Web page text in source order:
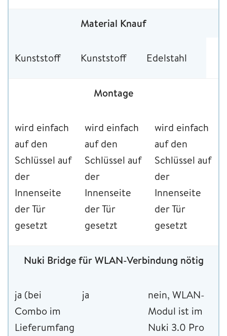
Material Knauf
Kunststoff Kunststoff Edelstahl
Montage
wird einfach
auf den
Schlüssel auf
der
Innenseite
der Tür
gesetzt
wird einfach
auf den
Schlüssel auf
der
Innenseite
der Tür
gesetzt
wird einfach
auf den
Schlüssel auf
der
Innenseite
der Tür
gesetzt
Nuki Bridge für WLAN-Verbindung nötig
ja (bei
Combo im
Lieferumfang
ja
nein, WLAN-
Modul ist im
Nuki 3.0 Pro